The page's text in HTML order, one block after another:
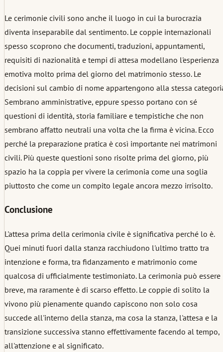
Le cerimonie civili sono anche il luogo in cui la burocrazia
diventa inseparabile dal sentimento. Le coppie internazionali
spesso scoprono che documenti, traduzioni, appuntamenti,
requisiti di nazionalità e tempi di attesa modellano l'esperienza
emotiva molto prima del giorno del matrimonio stesso. Le
decisioni sul cambio di nome appartengono alla stessa
Sembrano amministrative, eppure spesso portano con sé
questioni di identità, storia familiare e tempistiche che non
sembrano affatto neutrali una volta che la firma è vicina. Ecco
perché la preparazione pratica è così importante nei matrimoni
civili. Più queste questioni sono risolte prima del giorno, più
spazio ha la coppia per vivere la cerimonia come una soglia
piuttosto che come un compito legale ancora mezzo irrisolto.
Conclusione
L'attesa prima della cerimonia civile è significativa perché lo è.
Quei minuti fuori dalla stanza racchiudono l'ultimo tratto tra
intenzione e forma, tra fidanzamento e matrimonio come
qualcosa di ufficialmente testimoniato. La cerimonia può essere
breve, ma raramente è di scarso effetto. Le coppie di solito la
vivono più pienamente quando capiscono non solo cosa
succede all'interno della stanza, ma cosa la stanza, l'attesa e la
transizione successiva stanno effettivamente facendo al tempo,
all'attenzione e al significato.